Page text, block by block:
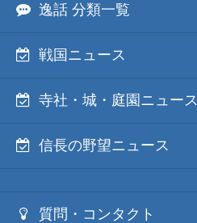
逸話 分類一覧
戦国ニュース
寺社・城・庭園ニュース
信長の野望ニュース
質問・コンタクト